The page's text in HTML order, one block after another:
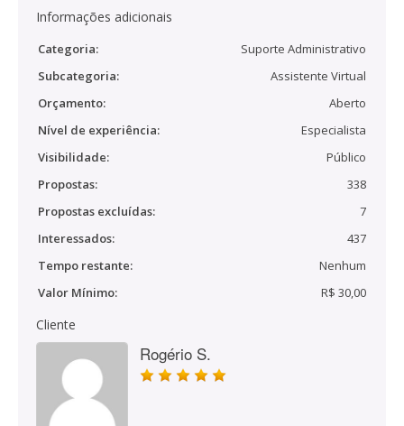
Informações adicionais
Categoria:
Suporte Administrativo
Subcategoria:
Assistente Virtual
Orçamento:
Aberto
Nível de experiência:
Especialista
Visibilidade:
Público
Propostas:
338
Propostas excluídas:
7
Interessados:
437
Tempo restante:
Nenhum
Valor Mínimo:
R$ 30,00
Cliente
Rogério S.